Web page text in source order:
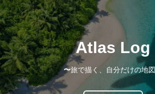
Atlas Log
〜旅で描く、自分だけの地図